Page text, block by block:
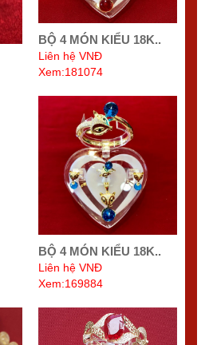
BỘ 4 MÓN KIỂU 18K..
Liên hệ VNĐ
Xem:181074
BỘ 4 MÓN KIỂU 18K..
Liên hệ VNĐ
Xem:169884